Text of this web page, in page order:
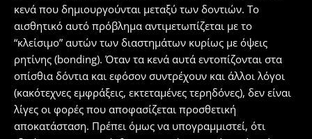
κενά που δημιουργούνται μεταξύ των δοντιών. Το
αισθητικό αυτό πρόβλημα αντιμετωπίζεται με το
“κλείσιμο” αυτών των διαστημάτων κυρίως με όψεις
ρητίνης (bonding). Όταν τα κενά αυτά εντοπίζονται στα
οπίσθια δόντια και εφόσον συντρέχουν και άλλοι λόγοι
(κακότεχνες εμφράξεις, εκτεταμένες τερηδόνες), δεν είναι
λίγες οι φορές που αποφασίζεται προσθετική
αποκατάσταση. Πρέπει όμως να υπογραμμιστεί, ότι